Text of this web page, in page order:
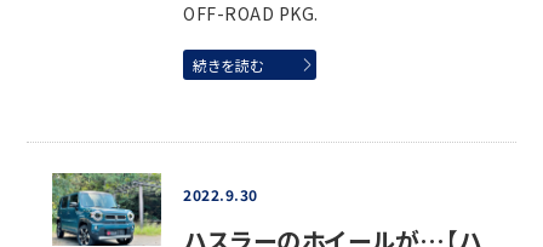
OFF-ROAD PKG.
続きを読む
2022.9.30